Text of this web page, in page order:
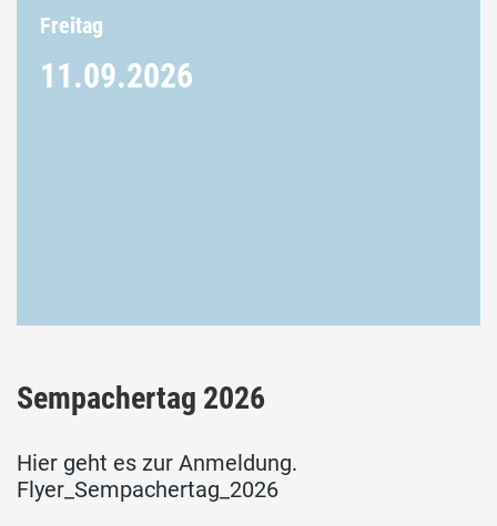
Freitag
11.09.2026
Sempachertag 2026
Hier geht es zur Anmeldung.
Flyer_Sempachertag_2026